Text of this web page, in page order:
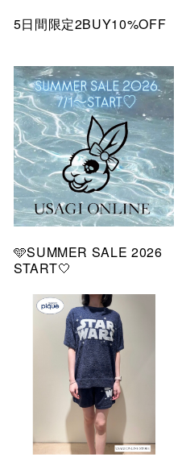
5日間限定2BUY10%OFF
🩵SUMMER SALE 2026
START🤍